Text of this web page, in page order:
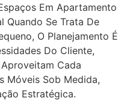
Em Apartamento
Quando Se Trata De
O Planejamento É
Do Cliente,
Cada
Móveis Sob Medida,
Estratégica.